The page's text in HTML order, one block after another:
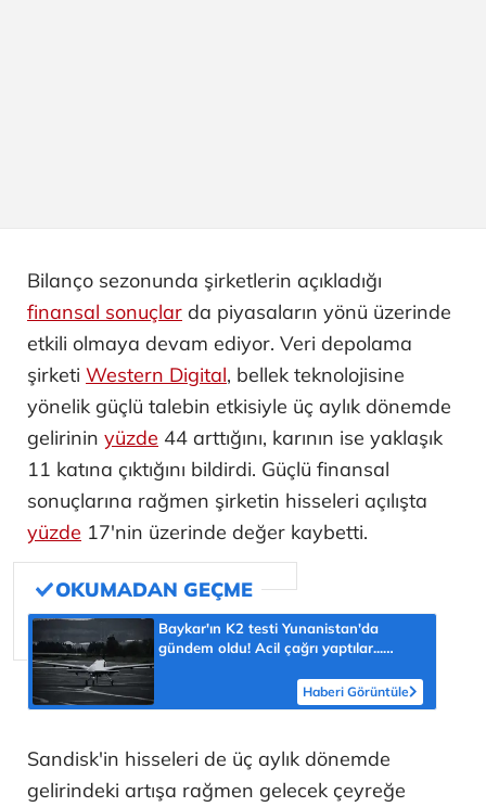
Bilanço sezonunda şirketlerin açıkladığı
finansal sonuçlar da piyasaların yönü üzerinde
etkili olmaya devam ediyor. Veri depolama
şirketi Western Digital, bellek teknolojisine
yönelik güçlü talebin etkisiyle üç aylık dönemde
gelirinin yüzde 44 arttığını, karının ise yaklaşık
11 katına çıktığını bildirdi. Güçlü finansal
sonuçlarına rağmen şirketin hisseleri açılışta
yüzde 17'nin üzerinde değer kaybetti.
Baykar'ın K2 testi Yunanistan'da
gündem oldu! Acil çağrı yaptılar...
Haberi Görüntüle
Sandisk'in hisseleri de üç aylık dönemde
gelirindeki artışa rağmen gelecek çeyreğe